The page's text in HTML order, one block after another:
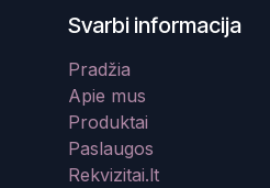
Svarbi informacija
Pradžia
Apie mus
Produktai
Paslaugos
Rekvizitai.lt